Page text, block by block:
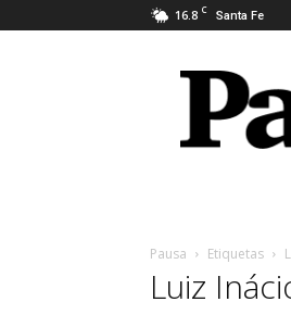
16.8 C Santa Fe
Pausa
Pausa Etiquetas
Luiz